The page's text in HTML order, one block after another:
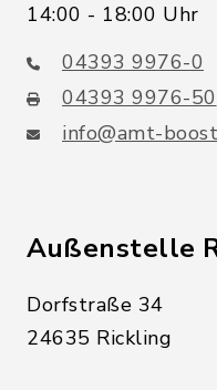
14:00 - 18:00 Uhr
04393 9976-0
04393 9976-50
info@amt-
Außenstelle
Dorfstraße 34
24635 Rickling